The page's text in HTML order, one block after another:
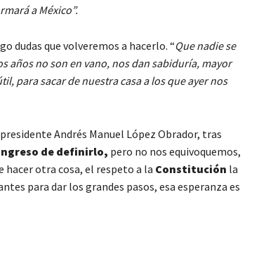
a México”.
dudas que volveremos a hacerlo. “Que nadie se
años no son en vano, nos dan sabiduría, mayor
para sacar de nuestra casa a los que ayer nos
Andrés Manuel López Obrador, tras
de definirlo, pero no nos equivoquemos,
hacer otra cosa, el respeto a la Constitución la
para dar los grandes pasos, esa esperanza es